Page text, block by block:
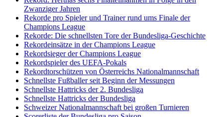
Zwanziger Jahren
Rekorde pro Spieler und Trainer rund ums Finale der
Champions League
Rekorde: Die schnellsten Tore der Bundesliga-Geschichte
Rekordeinsätze in der Champions League
Rekordsieger der Champions League
Rekordspieler des UEFA-Pokals
Rekordtorschützen von Österreichs Nationalmannschaft
Schnellste Fußballer seit Beginn der Messungen
Schnellste Hattricks der 2. Bundesliga
Schnellste Hattricks der Bundesliga
Schweizer Nationalmannschaft bei großen Turnieren